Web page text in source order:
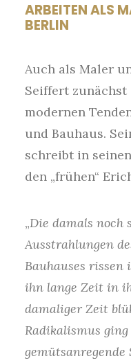
ARBEITEN ALS
BERLIN
Auch als Maler
Seiffert zunächst
modernen
und Bauhaus.
schreibt in
den „frühen“
„Die damals noch
Ausstrahlungen
Bauhauses
ihn lange Zeit in
damaliger Zeit
Radikalismus